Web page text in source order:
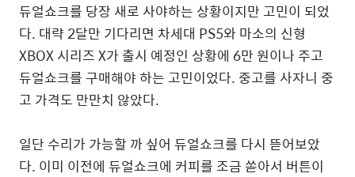
듀얼쇼크를 당장 새로 사야하는 상황이지만 고민이 되었
다. 대략 2달만 기다리면 차세대 PS5와 마소의 신형
XBOX 시리즈 X가 출시 예정인 상황에 6만 원이나 주고
듀얼쇼크를 구매해야 하는 고민이었다. 중고를 사자니 중
고 가격도 만만치 않았다.
일단 수리가 가능할 까 싶어 듀얼쇼크를 다시 뜯어보았
다. 이미 이전에 듀얼쇼크에 커피를 조금 쏟아서 버튼이